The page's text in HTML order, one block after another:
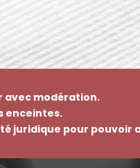
avec modération.
enceintes.
juridique pour